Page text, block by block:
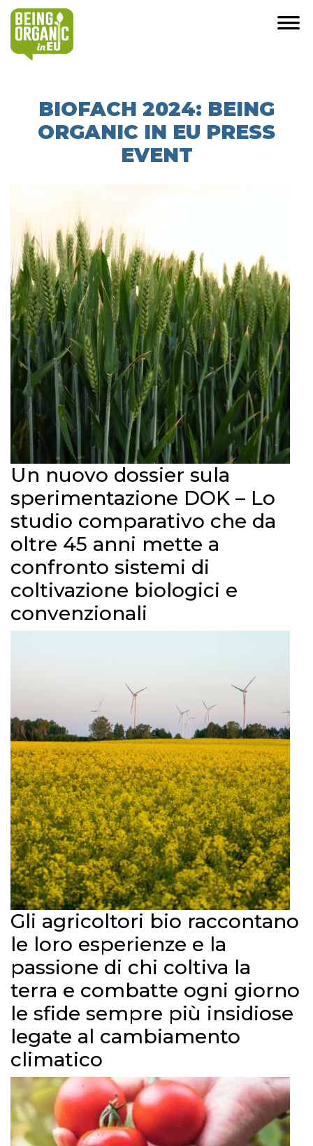
BIOFACH 2024: BEING
ORGANIC IN EU PRESS
EVENT
Un nuovo dossier sula
sperimentazione DOK – Lo
studio comparativo che da
oltre 45 anni mette a
confronto sistemi di
coltivazione biologici e
convenzionali
Gli agricoltori bio raccontano
le loro esperienze e la
passione di chi coltiva la
terra e combatte ogni giorno
le sfide sempre più insidiose
legate al cambiamento
climatico